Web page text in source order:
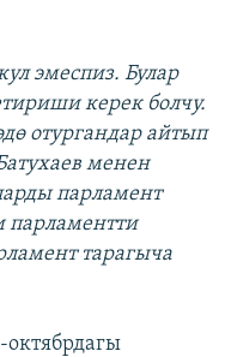
эмеспиз. Булар
керек болчу.
отургандар айтып
менен
парламент
парламентти
тарагыча